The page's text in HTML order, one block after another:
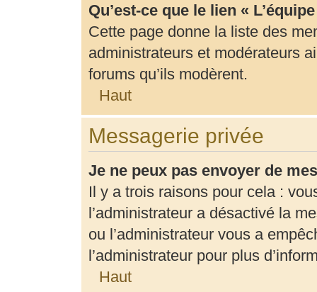
Qu’est-ce que le lien «
Cette page donne la liste des
administrateurs et modérateurs
forums qu’ils modèrent.
Haut
Messagerie privée
Je ne peux pas envoyer de
Il y a trois raisons pour cela :
l’administrateur a désactivé la
ou l’administrateur vous a
l’administrateur pour plus
Haut